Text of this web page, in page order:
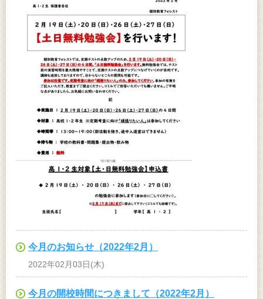
今月のお知らせ（2022年2月）
2022年02月03日(木)
今月の開校時間につきまして（2022年2月）